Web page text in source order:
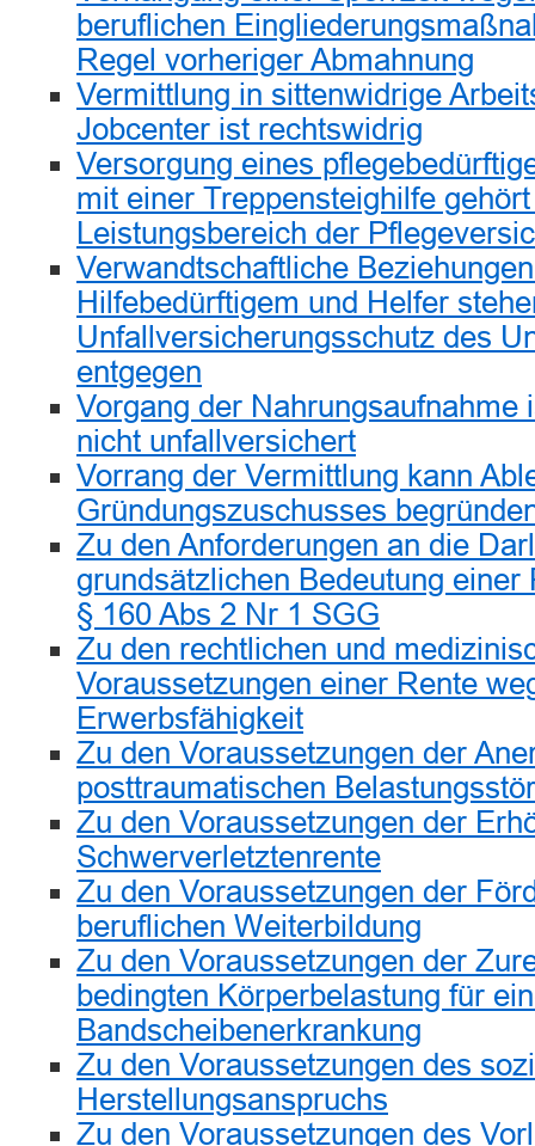
beruflichen
Regel vorheriger Abmahnung
Vermittlung in sittenwidrige
Jobcenter ist rechtswidrig
Versorgung eines
mit einer Treppensteighilfe
Leistungsbereich der
Verwandtschaftliche
Hilfebedürftigem und Helfer
Unfallversicherungsschutz des
entgegen
Vorgang der Nahrungsaufnahme
nicht unfallversichert
Vorrang der Vermittlung kann
Gründungszuschusses
Zu den Anforderungen an die
grundsätzlichen Bedeutung einer
§ 160 Abs 2 Nr 1 SGG
Zu den rechtlichen und
Voraussetzungen einer Rente
Erwerbsfähigkeit
Zu den Voraussetzungen der
posttraumatischen
Zu den Voraussetzungen der
Schwerverletztenrente
Zu den Voraussetzungen der
beruflichen Weiterbildung
Zu den Voraussetzungen der
bedingten Körperbelastung für
Bandscheibenerkrankung
Zu den Voraussetzungen des
Herstellungsanspruchs
Zu den Voraussetzungen des